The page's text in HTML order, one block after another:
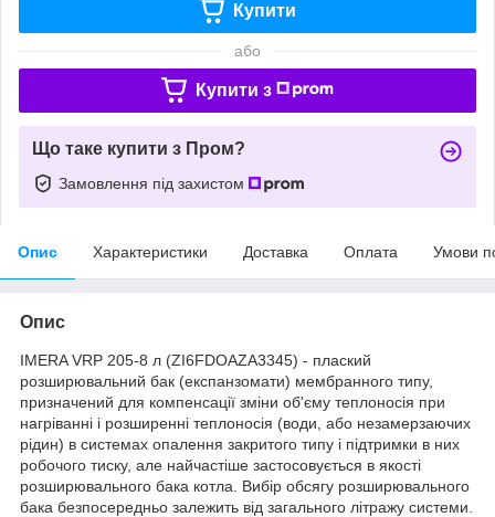
Купити
або
Купити з
Що таке купити з Пром?
Замовлення під захистом
Опис Характеристики Доставка Оплата Умови
Опис
IMERA VRP 205-8 л (ZI6FDOAZA3345) - плаский
розширювальний бак (експанзомати) мембранного типу,
призначений для компенсації зміни об'єму теплоносія при
нагріванні і розширенні теплоносія (води, або незамерзаючих
рідин) в системах опалення закритого типу і підтримки в них
робочого тиску, але найчастіше застосовується в якості
розширювального бака котла. Вибір обсягу розширювального
бака безпосередньо залежить від загального літражу системи.